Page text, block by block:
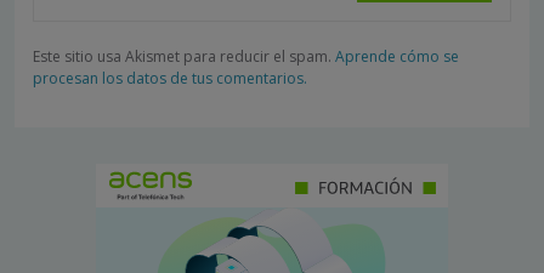
Este sitio usa Akismet para reducir el spam. Aprende cómo se
procesan los datos de tus comentarios.